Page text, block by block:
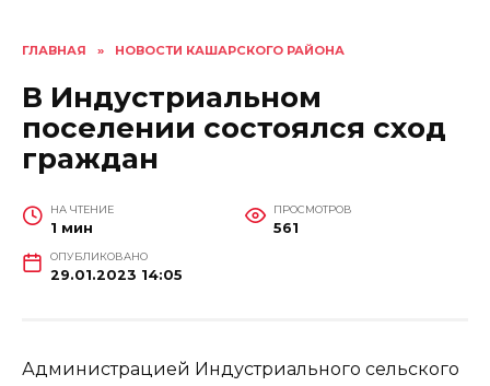
ГЛАВНАЯ » НОВОСТИ КАШАРСКОГО РАЙОНА
В Индустриальном
поселении состоялся сход
граждан
НА ЧТЕНИЕ
1 мин
ПРОСМОТРОВ
561
ОПУБЛИКОВАНО
29.01.2023 14:05
Администрацией Индустриального сельского